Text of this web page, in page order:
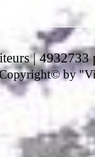
| 4932733
by